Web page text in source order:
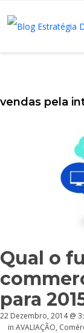
vendas pela
Qual o
para
22 Dezembro, 2014 @
in AVALIAÇÃO,